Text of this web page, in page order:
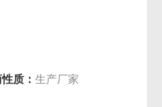
性质：生产厂家